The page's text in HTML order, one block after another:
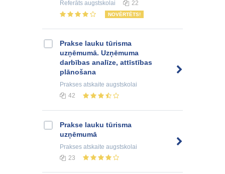
Referāts augstskolai 22
NOVĒRTĒTS!
Prakse lauku tūrisma
uzņēmumā. Uzņēmuma
darbības analīze, attīstības
plānošana
Prakses atskaite augstskolai
42
Prakse lauku tūrisma
uzņēmumā
Prakses atskaite augstskolai
23